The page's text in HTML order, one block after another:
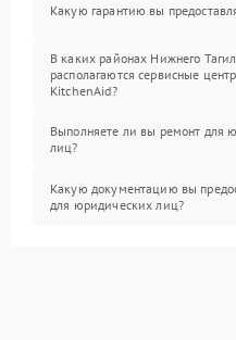
Какую гарантию вы
В каких районах Нижнего
располагаются сервисные
KitchenAid?
Выполняете ли вы ремонт для
лиц?
Какую документацию вы
для юридических лиц?